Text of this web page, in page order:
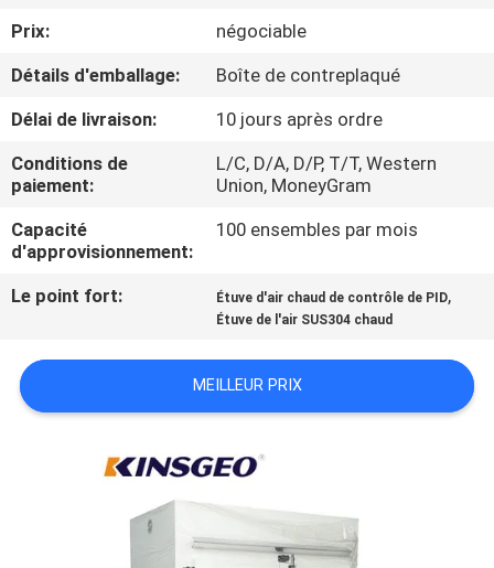
D'USINE
CONTRÔLE
DE
QUALITÉ
CONTACTEZ-
NOUS
DEMANDEZ
UNE
Prix:
négociable
Détails d'emballage:
Boîte de contreplaqué
Délai de livraison:
10 jours après ordre
Conditions de
paiement:
L/C, D/A, D/P, T/T, Western
Union, MoneyGram
Capacité
d'approvisionnement:
100 ensembles par mois
Le point fort: Étuve d'air chaud de contrôle de PID,
Étuve de l'air SUS304 chaud
MEILLEUR PRIX